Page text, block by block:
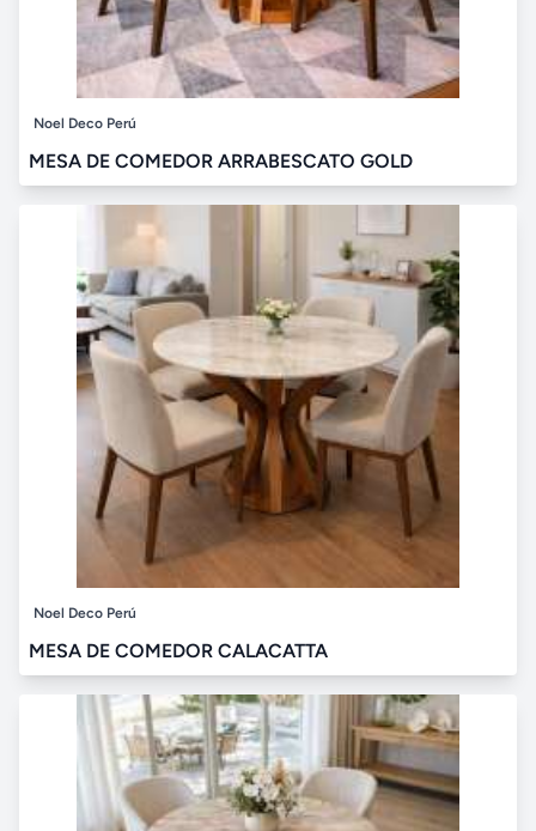
Noel Deco Perú
MESA DE COMEDOR ARRABESCATO GOLD
Noel Deco Perú
MESA DE COMEDOR CALACATTA